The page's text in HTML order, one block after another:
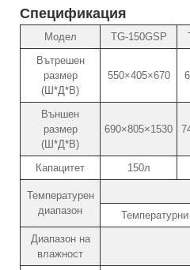
Спецификация
Модел TG-150GSP
Вътрешен
размер
(Ш*Д*В)
550×405×670
Външен
размер
(Ш*Д*В)
690×805×1530
Капацитет 150л
Температурен
диапазон
Диапазон на
влажност